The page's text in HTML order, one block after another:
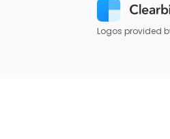
Logos provided